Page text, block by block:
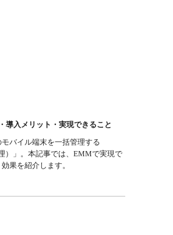
導入メリット・実現できること
バイル端末を一括管理する
）」。本記事では、EMMで実現で
果を紹介します。